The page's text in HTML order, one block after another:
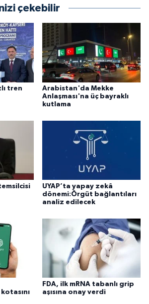
çekebilir
tren
Arabistan'da Mekke
Anlaşması'na üç bayraklı
kutlama
UYAP’ta yapay zekâ
dönemi:Örgüt bağlantıları
analiz edilecek
FDA, ilk mRNA tabanlı grip
aşısına onay verdi